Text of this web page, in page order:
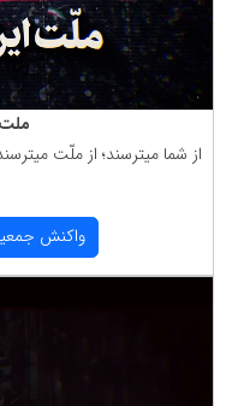
ملت
از شما میترسند؛ از ملّت
واكنش